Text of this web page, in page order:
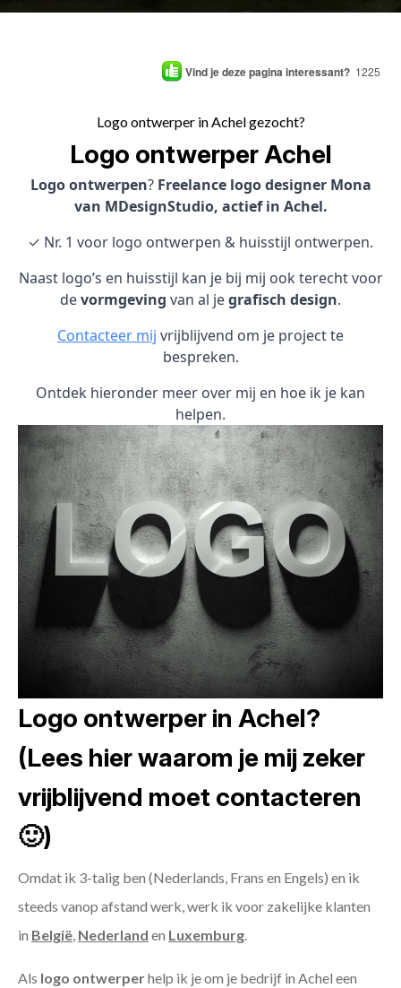
Vind je deze pagina interessant? 1225
Logo ontwerper in Achel gezocht?
Logo ontwerper Achel
Logo ontwerpen? Freelance logo designer Mona
van MDesignStudio, actief in Achel.
✓ Nr. 1 voor logo ontwerpen & huisstijl ontwerpen.
Naast logo’s en huisstijl kan je bij mij ook terecht voor
devormgeving van al jegrafisch design.
Contacteer mij vrijblijvend om je project te
bespreken.
Ontdek hieronder meer over mij en hoe ik je kan
helpen.
Logo ontwerper in Achel?
(Lees hier waarom je mij zeker
vrijblijvend moet contacteren
🙂)
Omdat ik 3-talig ben (Nederlands, Frans en Engels) en ik
steeds vanop afstand werk, werk ik voor zakelijke klanten
in België, Nederland en Luxemburg.
Als logo ontwerperhelp ik je om je bedrijf in Achel een